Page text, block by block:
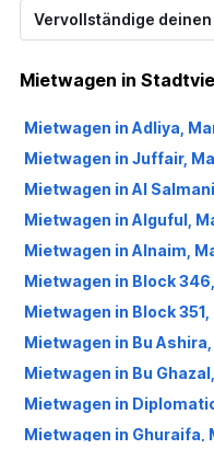
Vervollständige deinen
Mietwagen in
Mietwagen in Adliya,
Mietwagen in Juffair,
Mietwagen in Al
Mietwagen in Alguful,
Mietwagen in Alnaim,
Mietwagen in Block
Mietwagen in Block
Mietwagen in Bu
Mietwagen in Bu
Mietwagen in
Mietwagen in Ghuraifa,